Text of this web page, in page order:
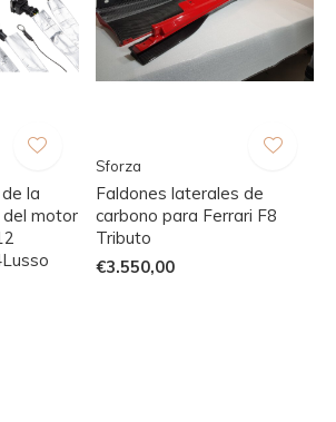
la
motor
Sforza
Faldones laterales de
carbono para Ferrari F8
Tributo
€3.550,00